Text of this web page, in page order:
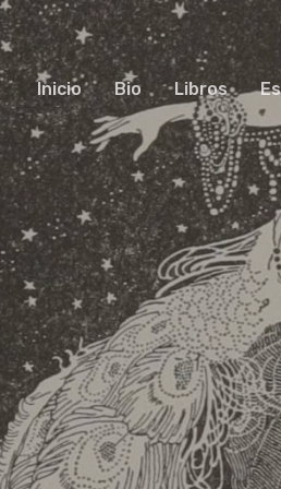
Inicio Bio Libros